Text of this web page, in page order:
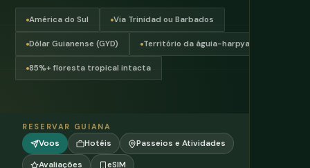
América do Sul Via Trinidad ou Barbados
Dólar Guianense (GYD) Território da águia-harpya
85%+ floresta tropical intacta
RESERVAR GUIANA
Voos Hotéis
Passeios e Atividades
Avaliações
eSIM